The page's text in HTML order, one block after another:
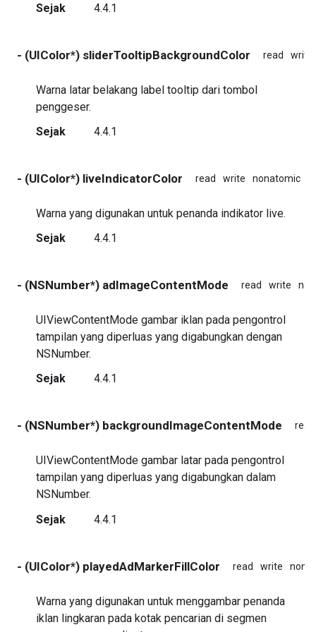
Sejak
4.4.1
- (UIColor*) sliderTooltipBackgroundColor read write
Warna latar belakang label tooltip dari tombol
penggeser.
Sejak
4.4.1
- (UIColor*) liveIndicatorColor read write nonatomic
Warna yang digunakan untuk penanda indikator live.
Sejak
4.4.1
- (NSNumber*) adImageContentMode read write
UIViewContentMode gambar iklan pada pengontrol
tampilan yang diperluas yang digabungkan dengan
NSNumber.
Sejak
4.4.1
- (NSNumber*) backgroundImageContentMode read
UIViewContentMode gambar latar pada pengontrol
tampilan yang diperluas yang digabungkan dalam
NSNumber.
Sejak
4.4.1
- (UIColor*) playedAdMarkerFillColor read write
Warna yang digunakan untuk menggambar penanda
iklan lingkaran pada kotak pencarian di segmen